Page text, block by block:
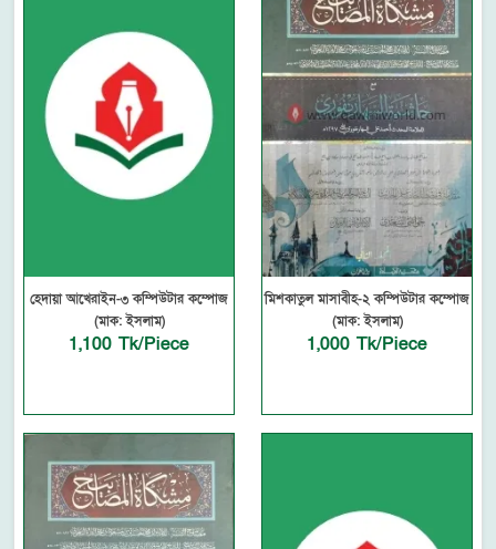
হেদায়া আখেরাইন-৩ কম্পিউটার কম্পোজ
(মাক: ইসলাম)
1,100 Tk/Piece
মিশকাতুল মাসাবীহ-২ কম্পিউটার কম্পোজ
(মাক: ইসলাম)
1,000 Tk/Piece